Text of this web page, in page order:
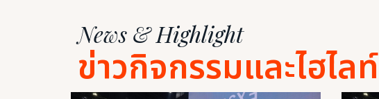
News & Highlight
ข่าวกิจกรรมและไฮไลท์